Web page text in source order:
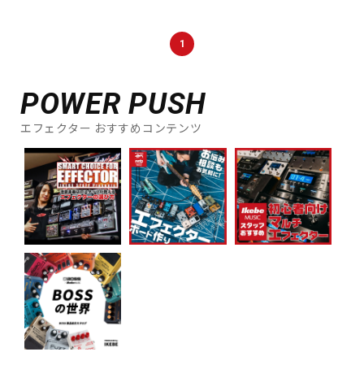
1
POWER PUSH
エフェクター おすすめコンテンツ